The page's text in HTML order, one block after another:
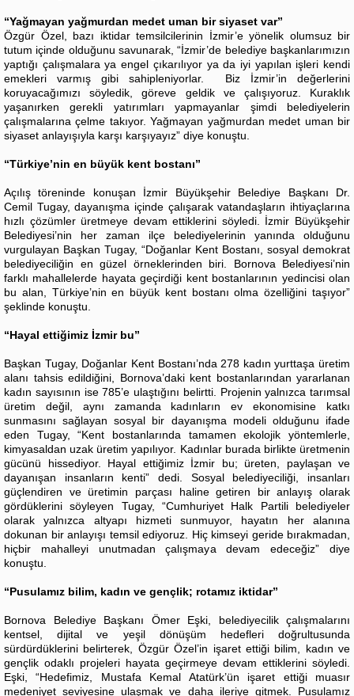
“Yağmayan yağmurdan medet uman bir siyaset var”
Özgür Özel, bazı iktidar temsilcilerinin İzmir’e yönelik olumsuz bir
tutum içinde olduğunu savunarak, “İzmir’de belediye başkanlarımızın
yaptığı çalışmalara ya engel çıkarılıyor ya da iyi yapılan işleri kendi
emekleri varmış gibi sahipleniyorlar. Biz İzmir’in değerlerini
koruyacağımızı söyledik, göreve geldik ve çalışıyoruz. Kuraklık
yaşanırken gerekli yatırımları yapmayanlar şimdi belediyelerin
çalışmalarına çelme takıyor. Yağmayan yağmurdan medet uman bir
siyaset anlayışıyla karşı karşıyayız” diye konuştu.
“Türkiye’nin en büyük kent bostanı”
Açılış töreninde konuşan İzmir Büyükşehir Belediye Başkanı Dr.
Cemil Tugay, dayanışma içinde çalışarak vatandaşların ihtiyaçlarına
hızlı çözümler üretmeye devam ettiklerini söyledi. İzmir Büyükşehir
Belediyesi’nin her zaman ilçe belediyelerinin yanında olduğunu
vurgulayan Başkan Tugay, “Doğanlar Kent Bostanı, sosyal demokrat
belediyeciliğin en güzel örneklerinden biri. Bornova Belediyesi’nin
farklı mahallelerde hayata geçirdiği kent bostanlarının yedincisi olan
bu alan, Türkiye’nin en büyük kent bostanı olma özelliğini taşıyor”
şeklinde konuştu.
“Hayal ettiğimiz İzmir bu”
Başkan Tugay, Doğanlar Kent Bostanı’nda 278 kadın yurttaşa üretim
alanı tahsis edildiğini, Bornova’daki kent bostanlarından yararlanan
kadın sayısının ise 785’e ulaştığını belirtti. Projenin yalnızca tarımsal
üretim değil, aynı zamanda kadınların ev ekonomisine katkı
sunmasını sağlayan sosyal bir dayanışma modeli olduğunu ifade
eden Tugay, “Kent bostanlarında tamamen ekolojik yöntemlerle,
kimyasaldan uzak üretim yapılıyor. Kadınlar burada birlikte üretmenin
gücünü hissediyor. Hayal ettiğimiz İzmir bu; üreten, paylaşan ve
dayanışan insanların kenti” dedi. Sosyal belediyeciliği, insanları
güçlendiren ve üretimin parçası haline getiren bir anlayış olarak
gördüklerini söyleyen Tugay, “Cumhuriyet Halk Partili belediyeler
olarak yalnızca altyapı hizmeti sunmuyor, hayatın her alanına
dokunan bir anlayışı temsil ediyoruz. Hiç kimseyi geride bırakmadan,
hiçbir mahalleyi unutmadan çalışmaya devam edeceğiz” diye
konuştu.
“Pusulamız bilim, kadın ve gençlik; rotamız iktidar”
Bornova Belediye Başkanı Ömer Eşki, belediyecilik çalışmalarını
kentsel, dijital ve yeşil dönüşüm hedefleri doğrultusunda
sürdürdüklerini belirterek, Özgür Özel’in işaret ettiği bilim, kadın ve
gençlik odaklı projeleri hayata geçirmeye devam ettiklerini söyledi.
Eşki, “Hedefimiz, Mustafa Kemal Atatürk’ün işaret ettiği muasır
medeniyet seviyesine ulaşmak ve daha ileriye gitmek. Pusulamız